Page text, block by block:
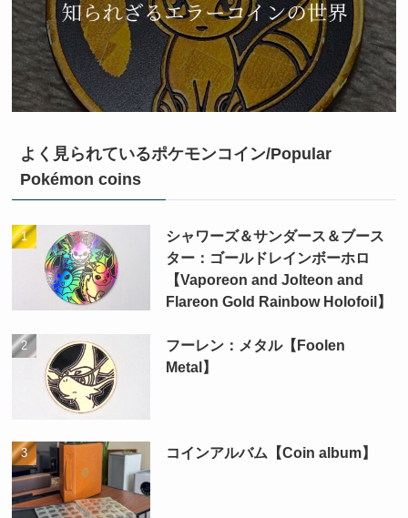
よく見られているポケモンコイン/Popular
Pokémon coins
シャワーズ＆サンダース＆ブース
ター：ゴールドレインボーホロ
【Vaporeon and Jolteon and
Flareon Gold Rainbow Holofoil】
フーレン：メタル【Foolen
Metal】
コインアルバム【Coin album】